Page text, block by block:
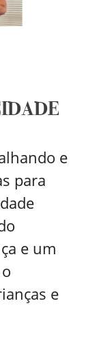
e
para
e um
e